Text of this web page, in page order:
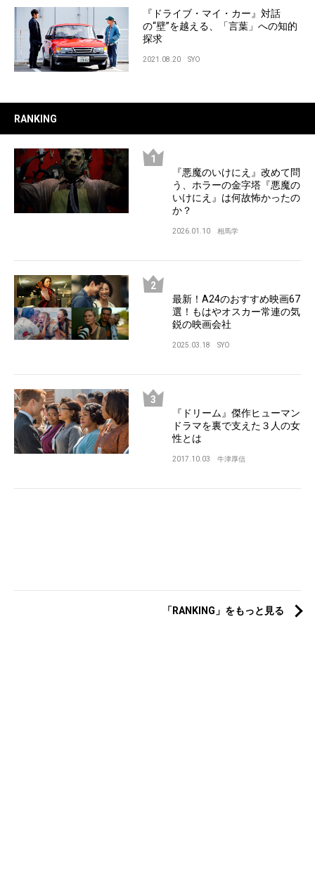
『ドライブ・マイ・カー』対話
の“壁”を越える、「言葉」への知的
探求
2021.08.20 SYO
RANKING
『悪魔のいけにえ』改めて問
う、ホラーの金字塔『悪魔の
いけにえ』は何故怖かったの
か？
2026.01.10 相馬学
最新！A24のおすすめ映画67
選！もはやオスカー常連の気
鋭の映画会社
2025.03.18 SYO
『ドリーム』傑作ヒューマン
ドラマを裏で支えた３人の女
性とは
2017.10.03 牛津厚信
「RANKING」をもっと見る